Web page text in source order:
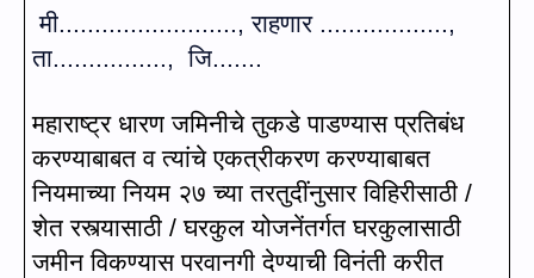
मी.........................,राहणार..................,
ता................, जि.......
महाराष्ट्र धारण जमिनीचे तुकडे पाडण्यास प्रतिबंध
करण्याबाबत व त्यांचे एकत्रीकरण करण्याबाबत
नियमाच्या नियम २७ च्या तरतुदींनुसार विहिरीसाठी /
शेत रस्त्यासाठी / घरकुल योजनेंतर्गत घरकुलासाठी
जमीन विकण्यास परवानगी देण्याची विनंती करीत